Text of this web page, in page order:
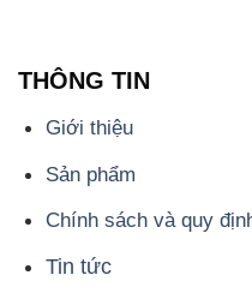
THÔNG TIN
Giới thiệu
Sản phẩm
Chính sách và quy
Tin tức